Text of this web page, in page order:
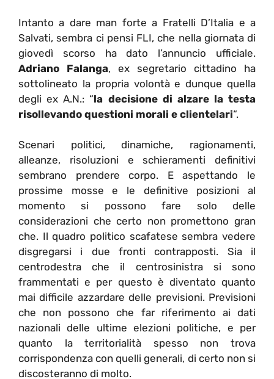
Intanto a dare man forte a Fratelli D’Italia e a
Salvati, sembra ci pensi FLI, che nella giornata di
giovedì scorso ha dato l’annuncio ufficiale.
Adriano Falanga, ex segretario cittadino ha
sottolineato la propria volontà e dunque quella
degli ex A.N.: “la decisione di alzare la testa
risollevando questioni morali e clientelari“.
Scenari politici, dinamiche, ragionamenti,
alleanze, risoluzioni e schieramenti definitivi
sembrano prendere corpo. E aspettando le
prossime mosse e le definitive posizioni al
momento si possono fare solo delle
considerazioni che certo non promettono gran
che. Il quadro politico scafatese sembra vedere
disgregarsi i due fronti contrapposti. Sia il
centrodestra che il centrosinistra si sono
frammentati e per questo è diventato quanto
mai difficile azzardare delle previsioni. Previsioni
che non possono che far riferimento ai dati
nazionali delle ultime elezioni politiche, e per
quanto la territorialità spesso non trova
corrispondenza con quelli generali, di certo non si
discosteranno di molto.